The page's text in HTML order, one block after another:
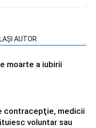
AUTOR
moarte a iubirii
contracepţie, medicii
voluntar sau